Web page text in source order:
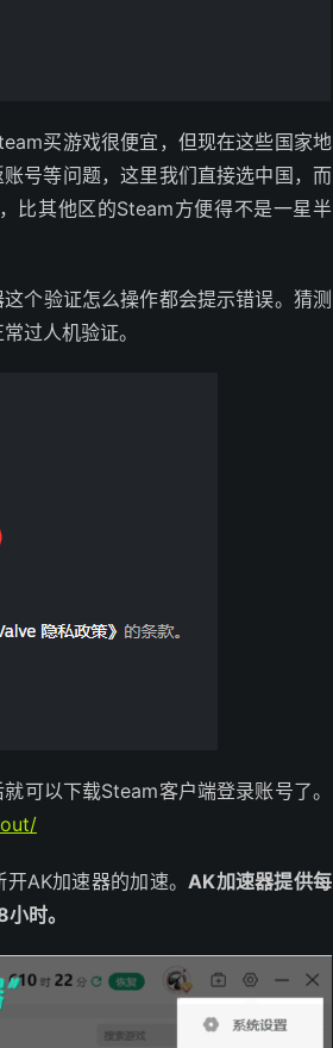
买游戏很便宜，但现在这些国家地
号等问题，这里我们直接选中国，而
比其他区的Steam方便得不是一星半
个验证怎么操作都会提示错误。猜测
过人机验证。
可以下载Steam客户端登录账号了。
AK加速器的加速。AK加速器提供每
时。